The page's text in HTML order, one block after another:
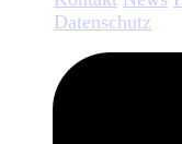
Datenschutz